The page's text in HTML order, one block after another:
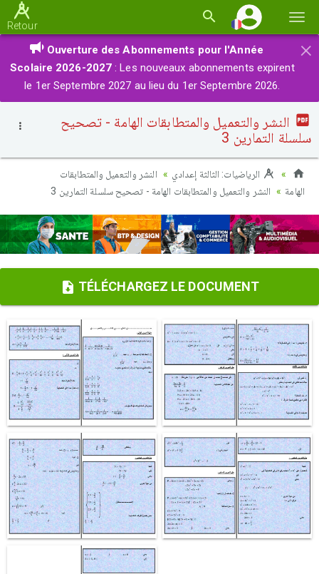
la
Retour
×
Ouverture des Abonnements pour l'Année
Scolaire 2026-2027 : Les nouveaux abonnements expirent
le 1er Septembre 2027 au lieu du 1er Septembre 2026.
النشر والتعميل والمتطابقات الهامة - تصحيح
سلسلة التمارين 3
الرياضيات: الثالثة إعدادي
النشر والتعميل والمتطابقات
الهامة
النشر والتعميل والمتطابقات الهامة - تصحيح سلسلة التمارين 3
TÉLÉCHARGEZ LE DOCUMENT